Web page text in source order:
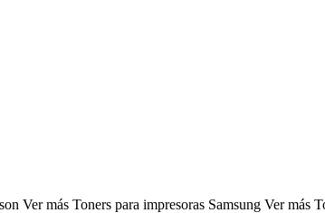
Ver más Toners para impresoras Samsung Ver